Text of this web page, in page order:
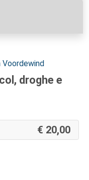
Voordewind
droghe e
20,00